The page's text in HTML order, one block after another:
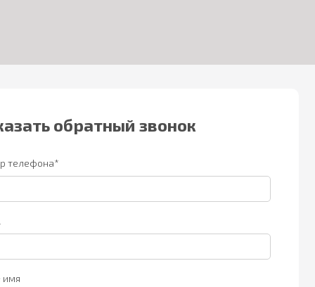
обратный звонок
телефона*
имя